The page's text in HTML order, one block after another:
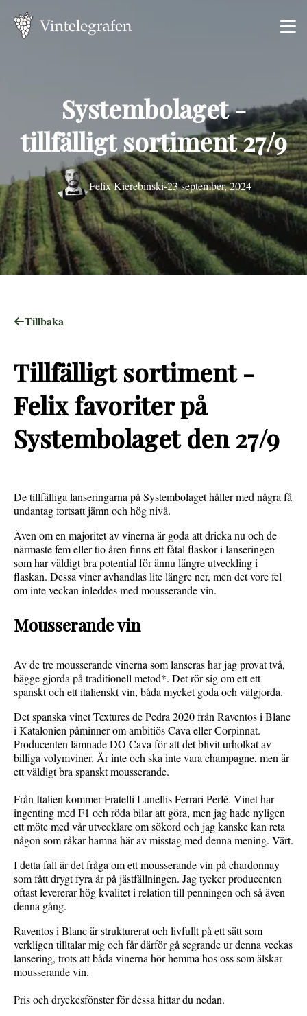
Systembolaget -
tillfälligt sortiment 27/9
Felix Kierebinski-23 september, 2024
Tillbaka
Tillfälligt sortiment -
Felix favoriter på
Systembolaget den 27/9
De tillfälliga lanseringarna på Systembolaget håller med några få
undantag fortsatt jämn och hög nivå.
Även om en majoritet av vinerna är goda att dricka nu och de
närmaste fem eller tio åren finns ett fåtal flaskor i lanseringen
som har väldigt bra potential för ännu längre utveckling i
flaskan. Dessa viner avhandlas lite längre ner, men det vore fel
om inte veckan inleddes med mousserande vin.
Mousserande vin
Av de tre mousserande vinerna som lanseras har jag provat två,
bägge gjorda på traditionell metod*. Det rör sig om ett ett
spanskt och ett italienskt vin, båda mycket goda och välgjorda.
Det spanska vinet Textures de Pedra 2020 från Raventos i Blanc
i Katalonien påminner om ambitiös Cava eller Corpinnat.
Producenten lämnade DO Cava för att det blivit urholkat av
billiga volymviner. Är inte och ska inte vara champagne, men är
ett väldigt bra spanskt mousserande.
Från Italien kommer Fratelli Lunellis Ferrari Perlé. Vinet har
ingenting med F1 och röda bilar att göra, men jag hade nyligen
ett möte med vår utvecklare om sökord och jag kanske kan reta
någon som råkar hamna här av misstag med denna mening. Värt.
I detta fall är det fråga om ett mousserande vin på chardonnay
som fått drygt fyra år på jästfällningen. Jag tycker producenten
oftast levererar hög kvalitet i relation till penningen och så även
denna gång.
Raventos i Blanc är strukturerat och livfullt på ett sätt som
verkligen tilltalar mig och får därför gå segrande ur denna veckas
lansering, trots att båda vinerna hör hemma hos oss som älskar
mousserande vin.
Pris och dryckesfönster för dessa hittar du nedan.